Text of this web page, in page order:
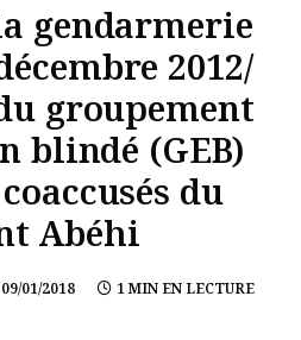
gendarmerie
2012/
groupement
blindé (GEB)
du
Abéhi
09/01/2018 1 MIN EN LECTURE